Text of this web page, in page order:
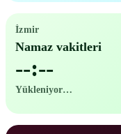
İzmir
Namaz vakitleri
--:--
Yükleniyor…